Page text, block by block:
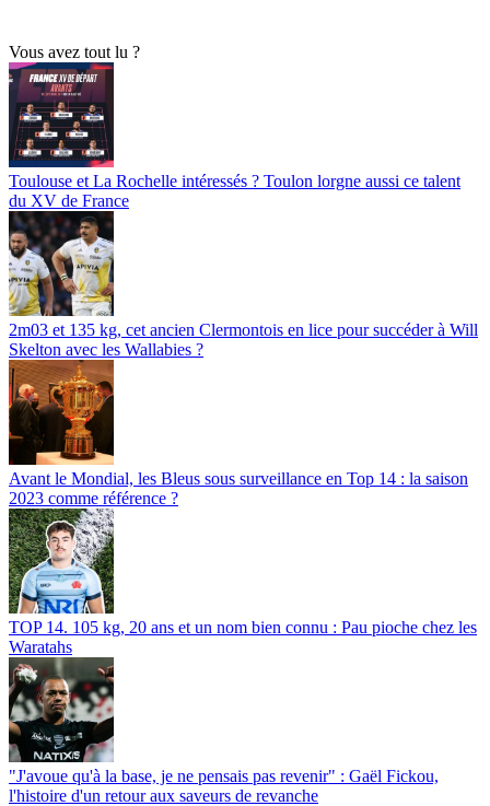
Vous avez tout lu ?
Toulouse et La Rochelle intéressés ? Toulon lorgne aussi ce talent
du XV de France
2m03 et 135 kg, cet ancien Clermontois en lice pour succéder à Will
Skelton avec les Wallabies ?
Avant le Mondial, les Bleus sous surveillance en Top 14 : la saison
2023 comme référence ?
TOP 14. 105 kg, 20 ans et un nom bien connu : Pau pioche chez les
Waratahs
"J'avoue qu'à la base, je ne pensais pas revenir" : Gaël Fickou,
l'histoire d'un retour aux saveurs de revanche